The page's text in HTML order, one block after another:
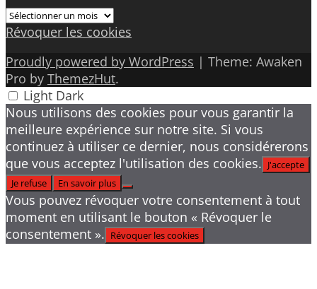
Archives
Révoquer les cookies
Proudly powered by WordPress | Theme: Awaken
Pro by ThemezHut.
Light Dark
Nous utilisons des cookies pour vous garantir la
meilleure expérience sur notre site. Si vous
continuez à utiliser ce dernier, nous considérerons
que vous acceptez l'utilisation des cookies. J'accepte
Je refuse
En savoir plus
Vous pouvez révoquer votre consentement à tout
moment en utilisant le bouton « Révoquer le
consentement ». Révoquer les cookies